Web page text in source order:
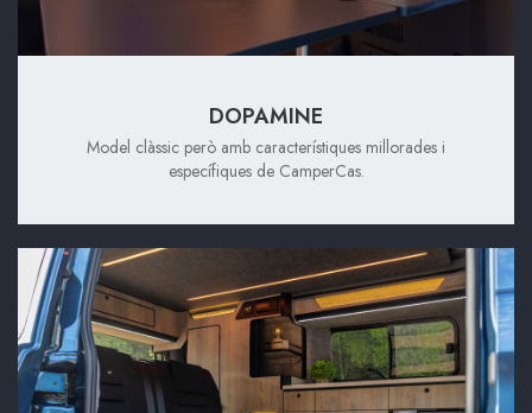
DOPAMINE
Model clàssic però amb característiques millorades i
específiques de CamperCas.